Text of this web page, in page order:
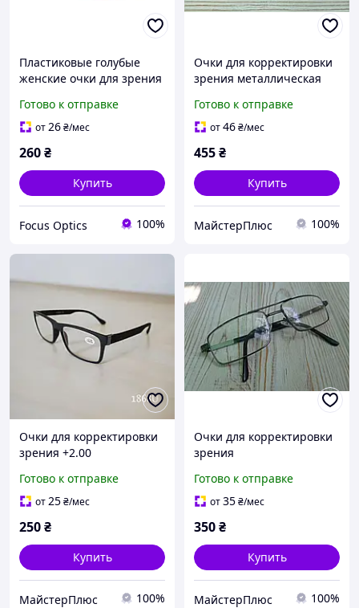
Пластиковые голубые
женские очки для зрения
Готово к отправке
от26₴/мес
260₴
Купить
Focus Optics 100%
Очки для корректировки
зрения металлическая
минус -2.00
Готово к отправке
от46₴/мес
455₴
Купить
МайстерПлюс 100%
Очки для корректировки
зрения +2.00
Готово к отправке
от25₴/мес
250₴
Купить
МайстерПлюс 100%
Очки для корректировки
зрения
Готово к отправке
от35₴/мес
350₴
Купить
МайстерПлюс 100%